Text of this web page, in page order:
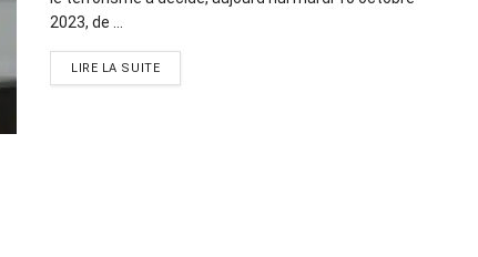
2023, de ...
LIRE LA SUITE